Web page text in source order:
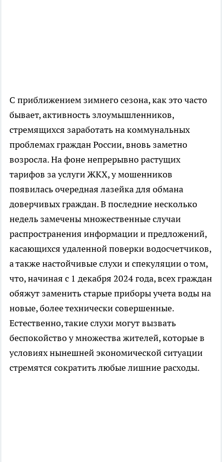
С приближением зимнего сезона, как это часто
бывает, активность злоумышленников,
стремящихся заработать на коммунальных
проблемах граждан России, вновь заметно
возросла. На фоне непрерывно растущих
тарифов за услуги ЖКХ, у мошенников
появилась очередная лазейка для обмана
доверчивых граждан. В последние несколько
недель замечены множественные случаи
распространения информации и предложений,
касающихся удаленной поверки водосчетчиков,
а также настойчивые слухи и спекуляции о том,
что, начиная с 1 декабря 2024 года, всех граждан
обяжут заменить старые приборы учета воды на
новые, более технически совершенные.
Естественно, такие слухи могут вызвать
беспокойство у множества жителей, которые в
условиях нынешней экономической ситуации
стремятся сократить любые лишние расходы.